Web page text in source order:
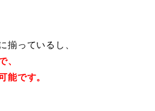
揃っているし、
、
能です。